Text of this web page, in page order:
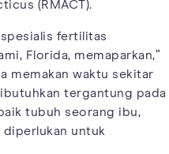
(RMACT).
fertilitas
Florida, memaparkan,”
memakan waktu sekitar
tergantung pada
tubuh seorang ibu,
untuk